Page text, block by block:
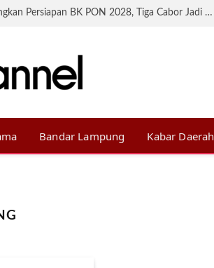
KONI Lampung Matangkan Persiapan BK PON 2028, Tiga Cabor Jadi Prioritas
Bandar Lampung Kabar Daerah